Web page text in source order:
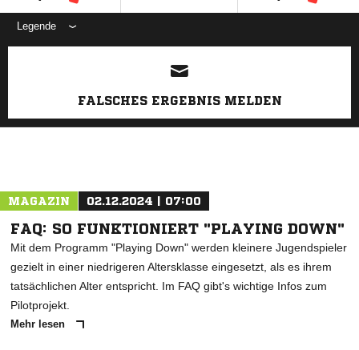
Legende
ANZEIGE
FALSCHES ERGEBNIS MELDEN
MAGAZIN 02.12.2024 | 07:00
FAQ: SO FUNKTIONIERT "PLAYING DOWN"
Mit dem Programm "Playing Down" werden kleinere Jugendspieler
gezielt in einer niedrigeren Altersklasse eingesetzt, als es ihrem
tatsächlichen Alter entspricht. Im FAQ gibt's wichtige Infos zum
Pilotprojekt.
Mehr lesen